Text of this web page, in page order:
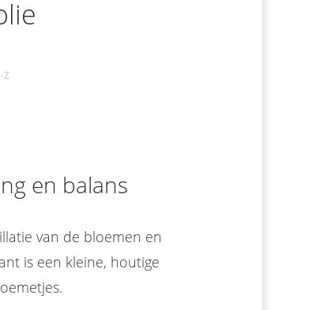
Z
en balans
van de bloemen en
is een kleine, houtige